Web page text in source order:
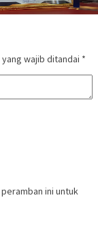
yang wajib ditandai *
ini untuk